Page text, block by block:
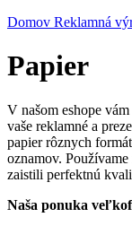
Domov Reklamná
Papier
V našom eshope
vaše reklamné a
papier rôznych
oznamov.
zaistili perfektnú
Naša ponuka